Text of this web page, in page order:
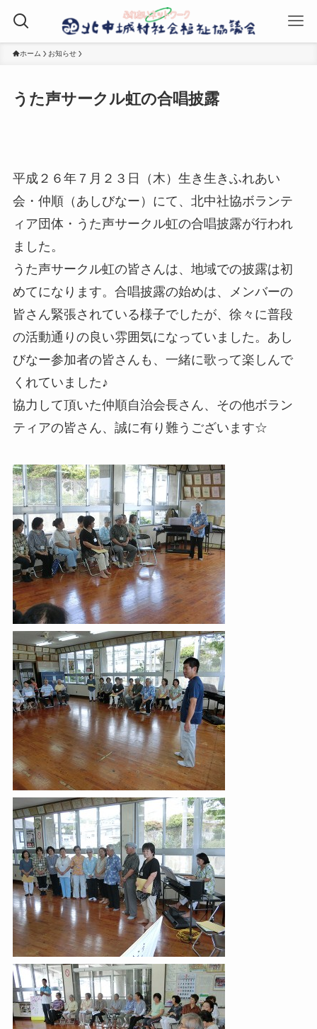
ホーム お知らせ
うた声サークル虹の合唱披露
平成２６年７月２３日（木）生き生きふれあい
会・仲順（あしびなー）にて、北中社協ボランテ
ィア団体・うた声サークル虹の合唱披露が行われ
ました。
うた声サークル虹の皆さんは、地域での披露は初
めてになります。合唱披露の始めは、メンバーの
皆さん緊張されている様子でしたが、徐々に普段
の活動通りの良い雰囲気になっていました。あし
びなー参加者の皆さんも、一緒に歌って楽しんで
くれていました♪
協力して頂いた仲順自治会長さん、その他ボラン
ティアの皆さん、誠に有り難うございます☆